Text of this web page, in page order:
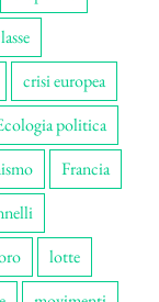
crisi europea
politica
Francia
lotte